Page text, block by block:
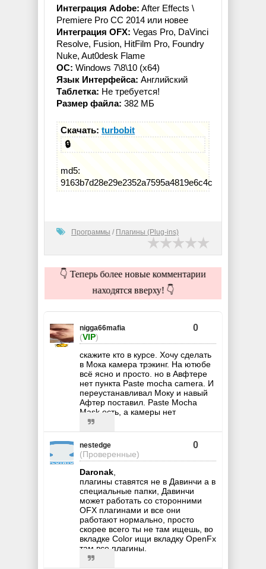
Интеграция Adobe: After Effects \
Premiere Pro CC 2014 или новее
Интеграция OFX: Vegas Pro, DaVinci
Resolve, Fusion, HitFilm Pro, Foundry
Nuke, Aut0desk Flame
OC: Windows 7\8\10 (x64)
Язык Интерфейса: Английский
Таблетка: Не требуется!
Размер файла: 382 МБ
Скачать:turbobit
🔒
md5:
9163b7d28e29e2352a7595a4819e6c4c
Программы / Плагины (Plug-ins)
👇 Теперь более новые комментарии
находятся вверху! 👇
nigga66mafia
(VIP)
0
скажите кто в курсе. Хочу сделать
в Мока камера трэкинг. На ютюбе
всё ясно и просто. но в Авфтере
нет пункта Paste mocha camera. И
переустанавливал Моку и навый
Афтер поставил. Paste Mocha
Mask есть, а камеры нет
nestedge
(Проверенные)
0
Daronak
плагины ставятся не в Давинчи а в
специальные папки, Давинчи
может работать со сторонними
OFX плагинами и все они
работают нормально, просто
скорее всего ты не там ищешь, во
вкладке Color ищи вкладку OpenFx
там все плагины.